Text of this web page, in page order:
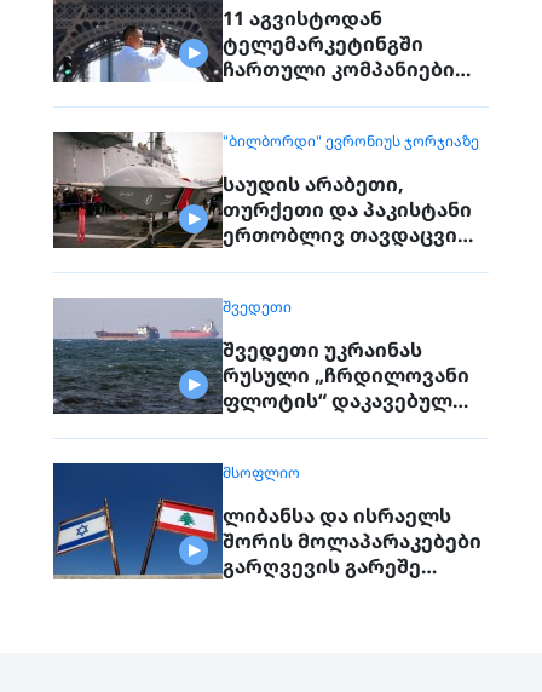
11 აგვისტოდან
ტელემარკეტინგში
ჩართული კომპანიები
მოქალაქეებს
"ᲑᲘᲚᲑᲝᲠᲓᲘ" ᲔᲕᲠᲝᲜᲘᲣᲡ ᲯᲝᲠᲯᲘᲐᲖᲔ
საუდის არაბეთი,
თურქეთი და პაკისტანი
ერთობლივ თავდაცვით
ᲨᲕᲔᲓᲔᲗᲘ
შვედეთი უკრაინას
რუსული „ჩრდილოვანი
ფლოტის“ დაკავებულ
ᲛᲡᲝᲤᲚᲘᲝ
ლიბანსა და ისრაელს
შორის მოლაპარაკებები
გარღვევის გარეშე